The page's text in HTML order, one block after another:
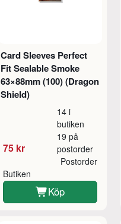
Card Sleeves Perfect
Fit Sealable Smoke
63×88mm (100) (Dragon
Shield)
75 kr
14 i
butiken
19 på
postorder
Butiken
Postorder
Köp